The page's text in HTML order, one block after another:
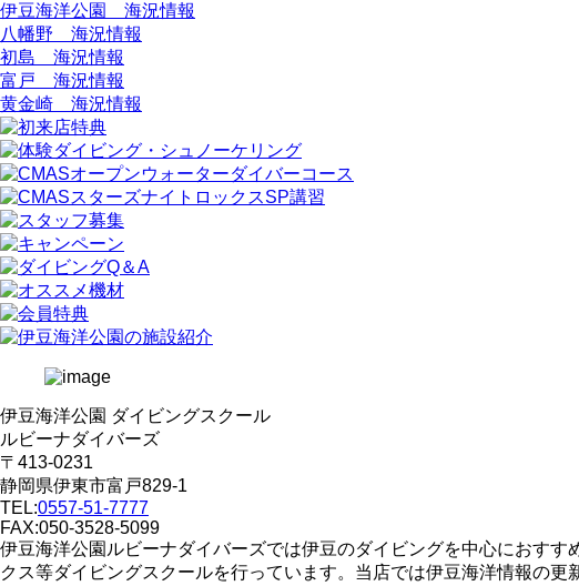
伊豆海洋公園 海況情報
八幡野 海況情報
初島 海況情報
富戸 海況情報
黄金崎 海況情報
伊豆海洋公園 ダイビングスクール
ルビーナダイバーズ
〒413-0231
静岡県伊東市富戸829-1
TEL:0557-51-7777
FAX:050-3528-5099
伊豆海洋公園ルビーナダイバーズでは伊豆のダイビングを中心におす
クス等ダイビングスクールを行っています。当店では伊豆海洋情報の更